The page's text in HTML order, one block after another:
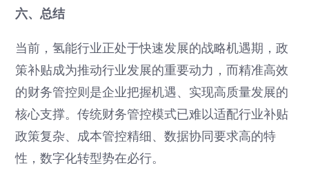
六、总结
当前，氢能行业正处于快速发展的战略机遇期，政
策补贴成为推动行业发展的重要动力，而精准高效
的财务管控则是企业把握机遇、实现高质量发展的
核心支撑。传统财务管控模式已难以适配行业补贴
政策复杂、成本管控精细、数据协同要求高的特
性，数字化转型势在必行。